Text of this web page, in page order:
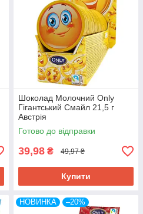
Шоколад Молочний Only
Гігантський Смайл 21,5 г
Австрія
Готово до відправки
39,98 ₴ 49,97 ₴
Купити
НОВИНКА –20%